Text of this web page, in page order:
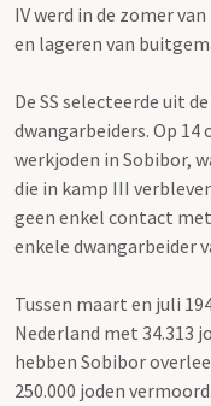
IV werd in de zomer
en lageren van
De SS selecteerde uit
dwangarbeiders. Op 14
werkjoden in Sobibor,
die in kamp III
geen enkel contact
enkele dwangarbeider
Tussen maart en juli
Nederland met 34.313
hebben Sobibor
250.000 joden vermoord.